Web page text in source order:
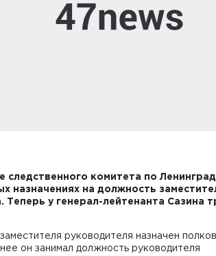
следственного комитета по
назначениях на должность
Теперь у генерал-лейтенанта Сазина
руководителя назначен
он занимал должность руководителя